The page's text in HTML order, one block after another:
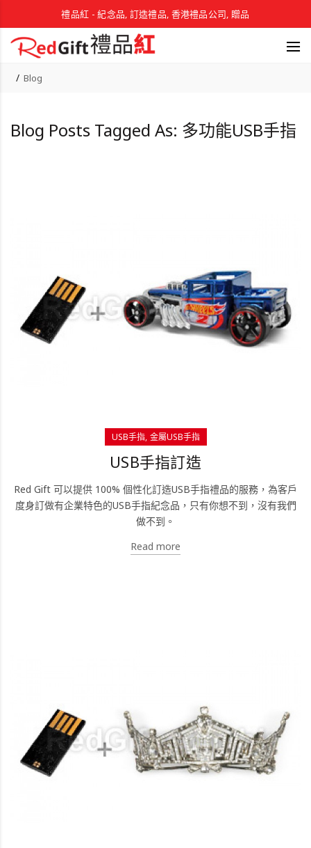
禮品紅 - 紀念品, 訂造禮品, 香港禮品公司, 贈品
Blog
Blog Posts Tagged As: 多功能USB手指
USB手指 金屬USB手指
USB手指訂造
Red Gift 可以提供 100% 個性化訂造USB手指禮品的服務，為客戶
度身訂做有企業特色的USB手指紀念品，只有你想不到，沒有我們
做不到。
Read more